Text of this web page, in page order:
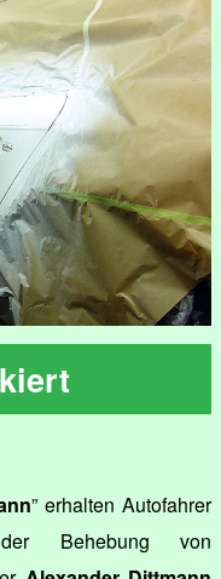
” erhalten Autofahrer
Behebung von